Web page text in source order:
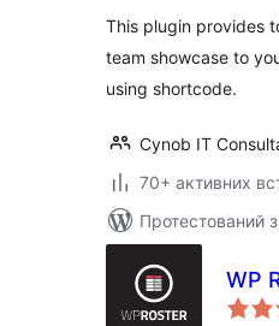
This plugin provides
team showcase to
using shortcode.
Cynob IT
70+ активних
Протестований
WP